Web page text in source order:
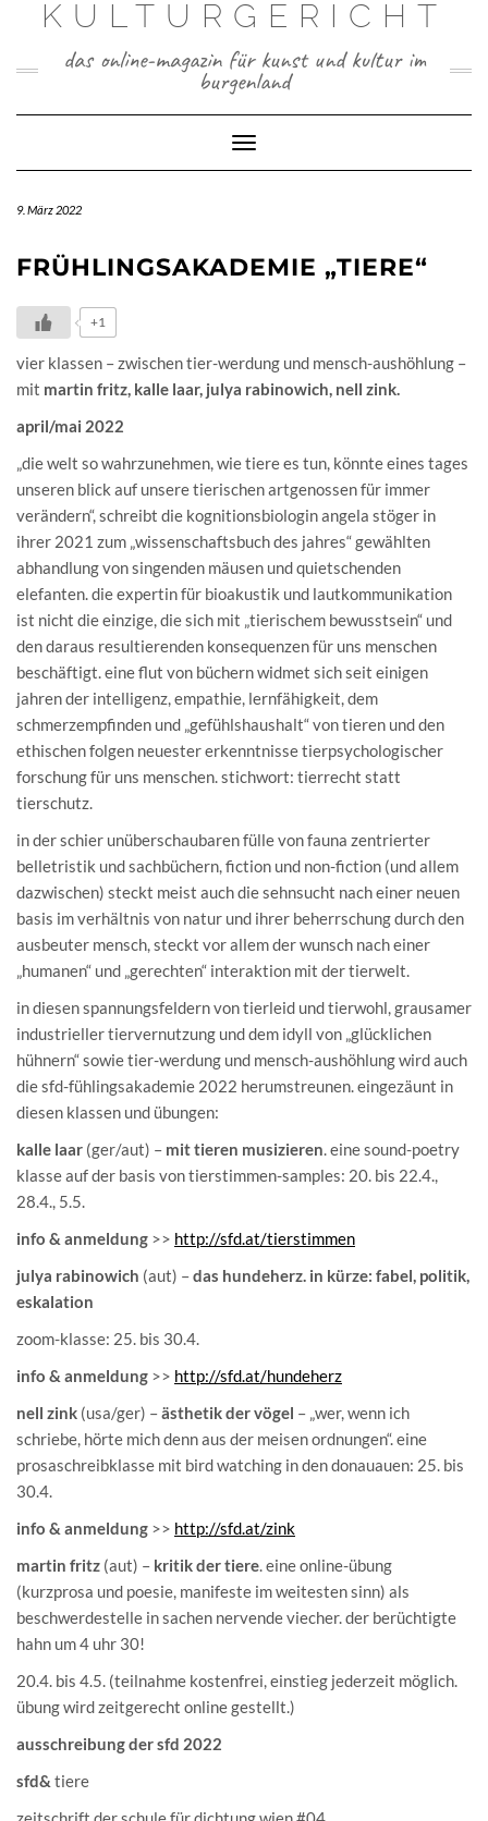
KULTURGERICHT
das online-magazin für kunst und kultur im
burgenland
Toggle
Navigation
9. März 2022
FRÜHLINGSAKADEMIE „TIERE“
+1
vier klassen – zwischen tier-werdung und mensch-aushöhlung –
mit martin fritz, kalle laar, julya rabinowich, nell zink.
april/mai 2022
„die welt so wahrzunehmen, wie tiere es tun, könnte eines tages
unseren blick auf unsere tierischen artgenossen für immer
verändern“, schreibt die kognitionsbiologin angela stöger in
ihrer 2021 zum „wissenschaftsbuch des jahres“ gewählten
abhandlung von singenden mäusen und quietschenden
elefanten. die expertin für bioakustik und lautkommunikation
ist nicht die einzige, die sich mit „tierischem bewusstsein“ und
den daraus resultierenden konsequenzen für uns menschen
beschäftigt. eine flut von büchern widmet sich seit einigen
jahren der intelligenz, empathie, lernfähigkeit, dem
schmerzempfinden und „gefühlshaushalt“ von tieren und den
ethischen folgen neuester erkenntnisse tierpsychologischer
forschung für uns menschen. stichwort: tierrecht statt
tierschutz.
in der schier unüberschaubaren fülle von fauna zentrierter
belletristik und sachbüchern, fiction und non-fiction (und allem
dazwischen) steckt meist auch die sehnsucht nach einer neuen
basis im verhältnis von natur und ihrer beherrschung durch den
ausbeuter mensch, steckt vor allem der wunsch nach einer
„humanen“ und „gerechten“ interaktion mit der tierwelt.
in diesen spannungsfeldern von tierleid und tierwohl, grausamer
industrieller tiervernutzung und dem idyll von „glücklichen
hühnern“ sowie tier-werdung und mensch-aushöhlung wird auch
die sfd-fühlingsakademie 2022 herumstreunen. eingezäunt in
diesen klassen und übungen:
kalle laar (ger/aut) – mit tieren musizieren. eine sound-poetry
klasse auf der basis von tierstimmen-samples: 20. bis 22.4.,
28.4., 5.5.
info & anmeldung >> http://sfd.at/tierstimmen
julya rabinowich (aut) –das hundeherz. in kürze: fabel, politik,
eskalation
zoom-klasse: 25. bis 30.4.
info & anmeldung >> http://sfd.at/hundeherz
nell zink (usa/ger) –ästhetik der vögel – „wer, wenn ich
schriebe, hörte mich denn aus der meisen ordnungen“. eine
prosaschreibklasse mit bird watching in den donauauen: 25. bis
30.4.
info & anmeldung >> http://sfd.at/zink
martin fritz (aut) – kritik der tiere. eine online-übung
(kurzprosa und poesie, manifeste im weitesten sinn) als
beschwerdestelle in sachen nervende viecher. der berüchtigte
hahn um 4 uhr 30!
20.4. bis 4.5. (teilnahme kostenfrei, einstieg jederzeit möglich.
übung wird zeitgerecht online gestellt.)
ausschreibung der sfd 2022
sfd& tiere